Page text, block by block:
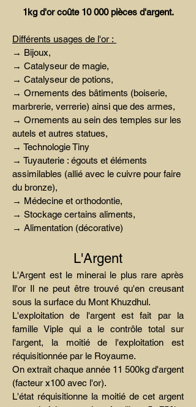
1kg d'or coûte 10 000 pièces d'argent.
Différents usages de l'or :
→ Bijoux,
→ Catalyseur de magie,
→ Catalyseur de potions,
→ Ornements des bâtiments (boiserie,
marbrerie, verrerie) ainsi que des armes,
→ Ornements au sein des temples sur les
autels et autres statues,
→ Technologie Tiny
→ Tuyauterie : égouts et éléments
assimilables (allié avec le cuivre pour faire
du bronze),
→ Médecine et orthodontie,
→ Stockage certains aliments,
→ Alimentation (décorative)
L'Argent
L'Argent est le minerai le plus rare après
ll'or Il ne peut être trouvé qu'en creusant
sous la surface du Mont Khuzdhul.
L'exploitation de l'argent est fait par la
famille Viple qui a le contrôle total sur
l'argent, la moitié de l'exploitation est
réquisitionnée par le Royaume.
On extrait chaque année 11 500kg d'argent
(facteur x100 avec l'or).
L'état réquisitionne la moitié de cet argent